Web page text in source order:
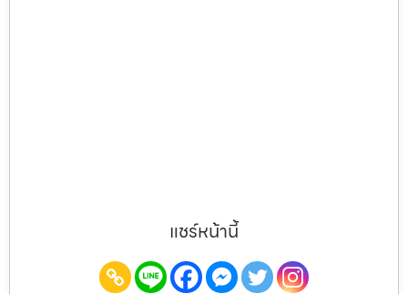
แชร์หน้านี้